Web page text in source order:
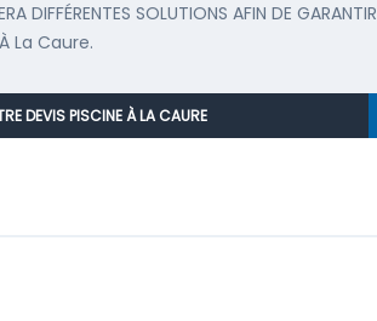
DIFFÉRENTES SOLUTIONS AFIN DE GARANTIR
À La Caure.
DEVIS PISCINE À LA CAURE